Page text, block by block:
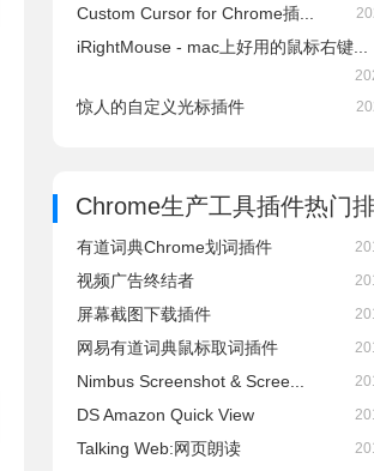
Custom Cursor for Chrome插...
iRightMouse - mac上好用的鼠标右键...
惊人的自定义光标插件
Chrome生产工具插件热门
有道词典Chrome划词插件
视频广告终结者
屏幕截图下载插件
网易有道词典鼠标取词插件
Nimbus Screenshot & Scree...
DS Amazon Quick View
Talking Web:网页朗读